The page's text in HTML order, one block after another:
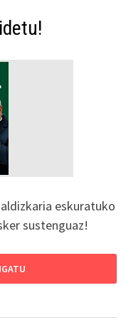
eskuratuko
sustenguaz!